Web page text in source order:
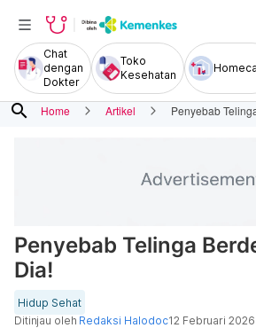
Chat
dengan
Dokter
Toko
Kesehatan
search Home Artikel Penyebab
Penyebab Telinga
Dia!
Hidup Sehat
Ditinjau oleh Redaksi Halodoc12 Februari 2026